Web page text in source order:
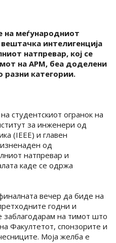
меѓународниот
интелигенција
натпревар, кој се
на АРМ, беа доделени
разни категории.
студентскиот огранок на
за инженери од
(IEEE) и главен
од
натпревар и
каде се одржа
вечер да биде на
годни и
заблагодарам на тимот што
Факултетот, спонзорите и
Моја желба е